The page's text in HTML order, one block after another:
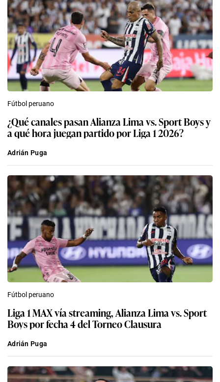
Fútbol peruano
¿Qué canales pasan Alianza Lima vs. Sport Boys y
a qué hora juegan partido por Liga 1 2026?
Adrián Puga
Fútbol peruano
Liga 1 MAX vía streaming, Alianza Lima vs. Sport
Boys por fecha 4 del Torneo Clausura
Adrián Puga